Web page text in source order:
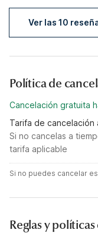
Pasco.
Ver las 10
Política de
Cancelación gratuita
Tarifa de cancelación
Si no cancelas a
tarifa aplicable
Si no puedes cancelar
Reglas y